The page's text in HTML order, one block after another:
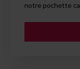
notre pochette